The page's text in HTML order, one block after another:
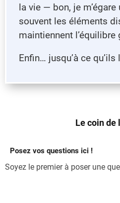
la vie — bon, je
souvent les éléments
maintiennent l’équilibre
Enfin… jusqu’à ce qu’ils
Le coin de
Posez vos questions ici !
Soyez le premier à poser une